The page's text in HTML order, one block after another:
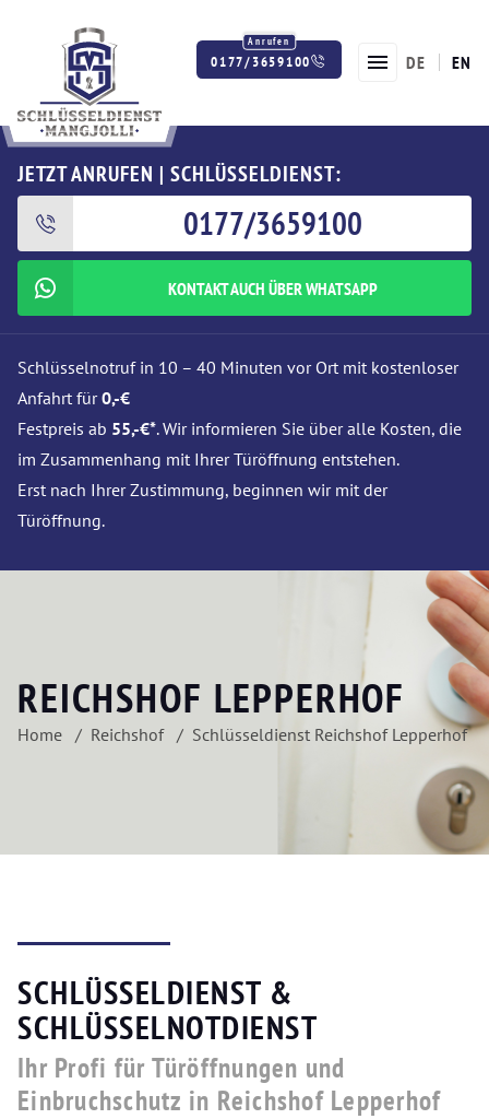
0177/3659100 DE EN
JETZT ANRUFEN | SCHLÜSSELDIENST:
0177/3659100
KONTAKT AUCH ÜBER WHATSAPP
Schlüsselnotruf in 10 – 40 Minuten vor Ort mit kostenloser
Anfahrt für0,-€
Festpreis ab 55,-€*. Wir informieren Sie über alle Kosten, die
im Zusammenhang mit Ihrer Türöffnung entstehen.
Erst nach Ihrer Zustimmung, beginnen wir mit der
Türöffnung.
REICHSHOF LEPPERHOF
Home Reichshof Schlüsseldienst Reichshof Lepperhof
SCHLÜSSELDIENST &
SCHLÜSSELNOTDIENST
Ihr Profi für Türöffnungen und
Einbruchschutz in Reichshof Lepperhof